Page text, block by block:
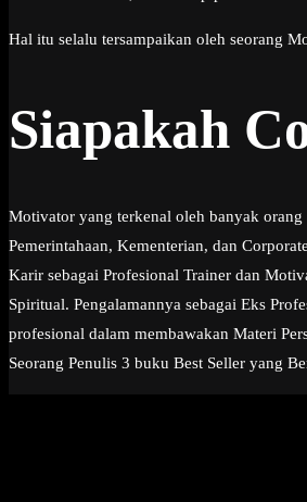
Hal itu selalu tersampaikan oleh seorang
Siapakah
Motivator yang terkenal oleh banyak
Pemerintahaan, Kementerian, dan
Karir sebagai Profesional Trainer dan
Spiritual. Pengalamannya sebagai Eks
profesional dalam membawakan Materi
Seorang Penulis 3 buku Best Seller yang